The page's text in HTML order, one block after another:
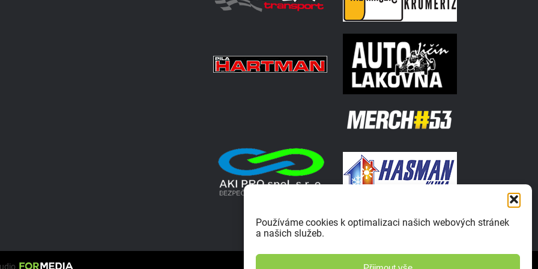
Používáme cookies k optimalizaci našich webových stránek
a našich služeb.
Zásady ochrany osobních údajů